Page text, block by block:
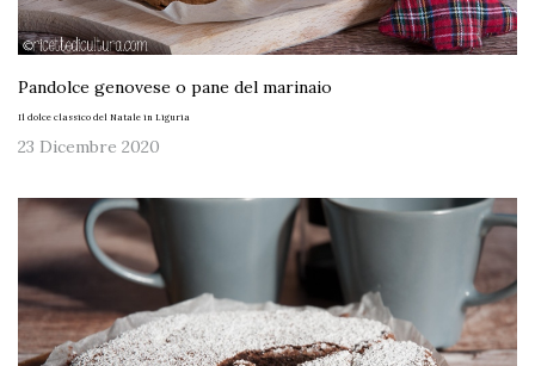
Pandolce genovese o pane del marinaio
Il dolce classico del Natale in Liguria
23 Dicembre 2020